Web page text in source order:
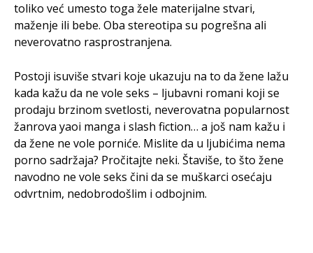
toliko već umesto toga žele materijalne stvari,
maženje ili bebe. Oba stereotipa su pogrešna ali
neverovatno rasprostranjena.
Postoji isuviše stvari koje ukazuju na to da žene lažu
kada kažu da ne vole seks – ljubavni romani koji se
prodaju brzinom svetlosti, neverovatna popularnost
žanrova yaoi manga i slash fiction… a još nam kažu i
da žene ne vole porniće. Mislite da u ljubićima nema
porno sadržaja? Pročitajte neki. Štaviše, to što žene
navodno ne vole seks čini da se muškarci osećaju
odvrtnim, nedobrodošlim i odbojnim.